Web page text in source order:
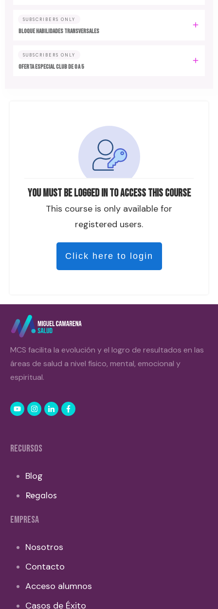
You must be logged in to access this course
This course is only available for
registered users.
Click here to login
SUBSCRIBERS ONLY
Bloque HABILIDADES TRANSVERSALES
SUBSCRIBERS ONLY
Oferta especial Club de 0 a 5
MCS facilita la evolución y el logro de resultados en las
áreas de salud a nivel físico, mental, emocional y
espiritual.
RECURSOS
Blog
Regalos
EMPRESA
Nosotros
Contacto
Acceso alumnos
Casos de Éxito